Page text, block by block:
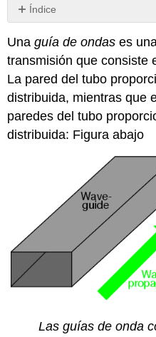
Índice
Unaguía de ondas es
transmisión que consiste
La pared del tubo
distribuida, mientras que
paredes del tubo
distribuida: Figura abajo
Las guías de onda